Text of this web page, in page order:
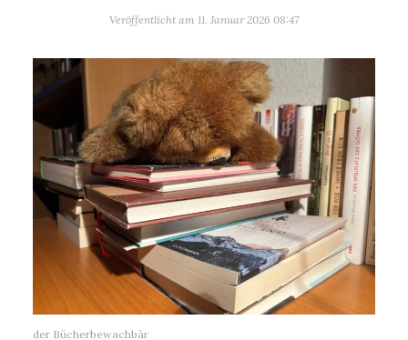
Veröffentlicht am 11. Januar 2026 08:47
der Bücherbewachbär